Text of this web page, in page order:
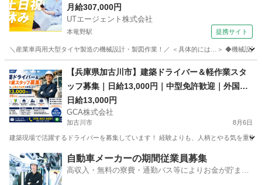
月給307,000円
UTエージェント株式会社
本竜野駅 提携サイト
＼産業車両用大型タイヤ製造の機械設計・製図作業！／ ＜具体的には…＞ ◆機械設
本竜野駅 その他
【兵庫県加古川市】建築ドライバー＆軽作業スタ
ッフ募集｜日給13,000円｜中型免許歓迎｜外国人
歓迎／案件No.007
日給13,000円
GCA株式会社
加古川市 8月6日
建築現場で活躍するドライバーを募集しています！ 経験よりも、人柄とやる気を重
兵庫 加古川市 建築 スタッフ
自動車メーカーの期間従業員募集
高収入・無料の寮費・通勤バス等によりお金が貯まり